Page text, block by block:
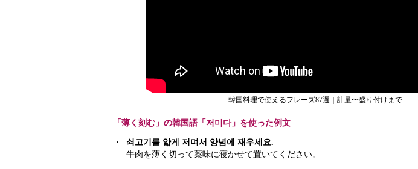
韓国料理で使えるフレーズ87選｜計量〜盛り付けまで
「薄く刻む」の韓国語「저미다」を使った例文
・
쇠고기를 얇게 저며서 양념에 재우세요.
牛肉を薄く切って薬味に寝かせて置いてください。